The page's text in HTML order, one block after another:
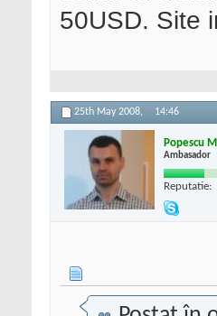
50USD. Site
25th May 2008, 14:46
Popescu
Ambasador
Reputatie: